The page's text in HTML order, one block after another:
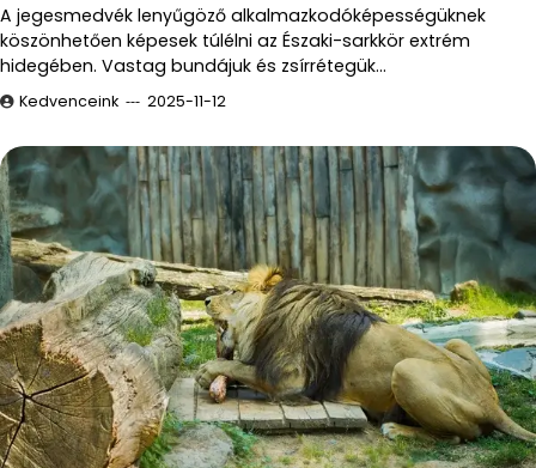
A jegesmedvék lenyűgöző alkalmazkodóképességüknek
köszönhetően képesek túlélni az Északi-sarkkör extrém
hidegében. Vastag bundájuk és zsírrétegük…
Kedvenceink 2025-11-12